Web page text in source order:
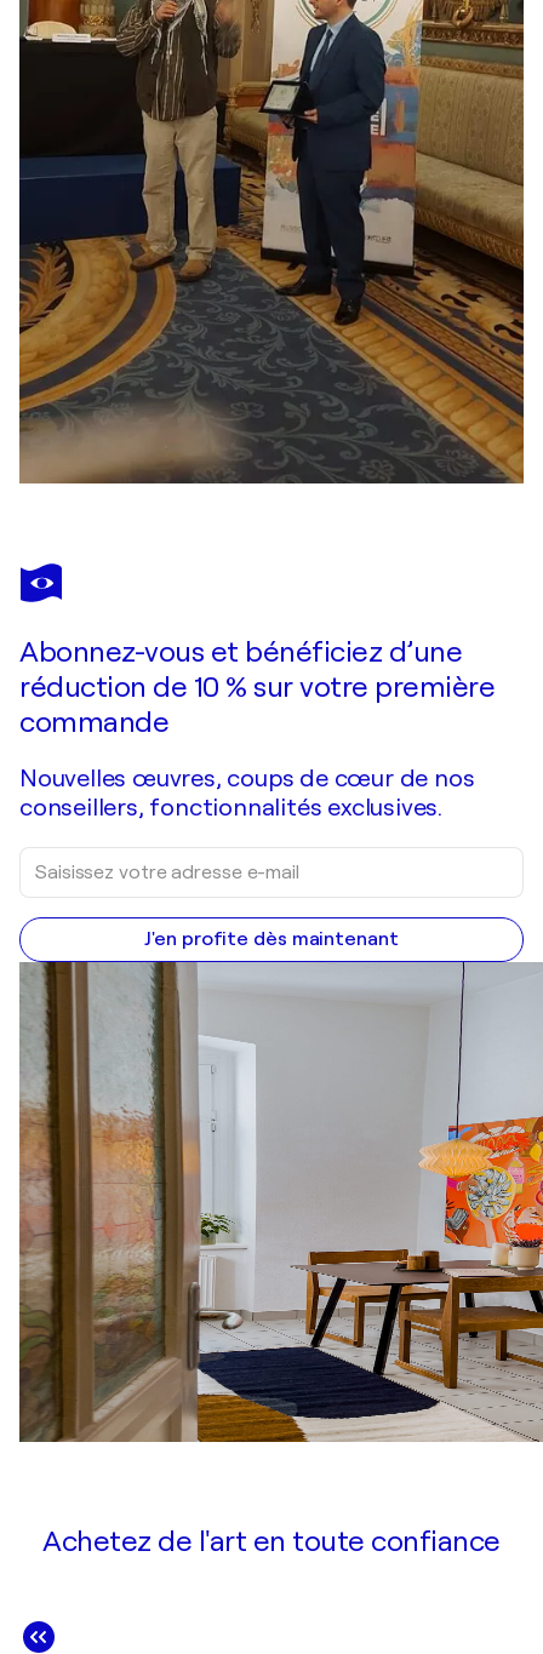
Abonnez-vous et bénéficiez d’une
réduction de 10 % sur votre première
commande
Nouvelles œuvres, coups de cœur de nos
conseillers, fonctionnalités exclusives.
J'en profite dès maintenant
Achetez de l'art en toute confiance